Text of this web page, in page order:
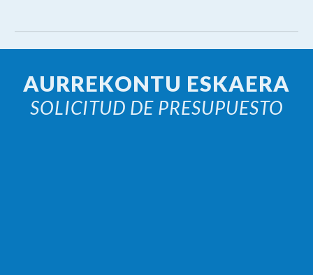
AURREKONTU ESKAERA
SOLICITUD DE PRESUPUESTO